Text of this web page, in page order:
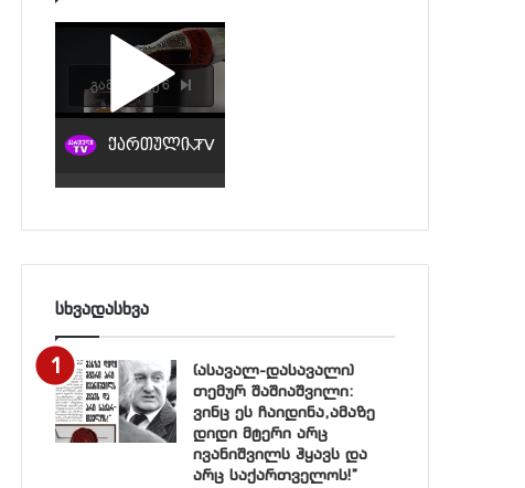
სხვადასხვა
(ასავალ-დასავალი)
თემურ შაშიაშვილი:
ვინც ეს ჩაიდინა,ამაზე
დიდი მტერი არც
ივანიშვილს ჰყავს და
არც საქართველოს!”